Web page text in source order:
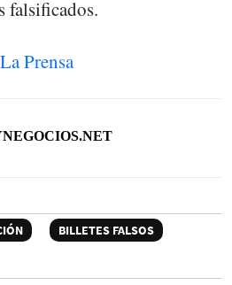
falsificados.
La Prensa
BILLETES FALSOS